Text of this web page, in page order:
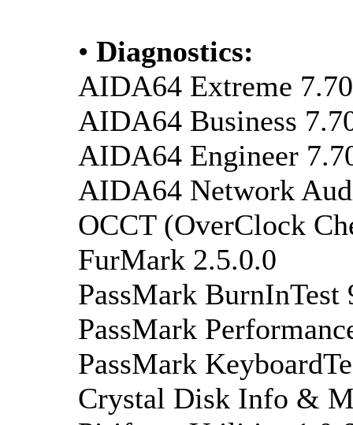
• Diagnostics:
AIDA64 Extreme
AIDA64 Business
AIDA64 Engineer
AIDA64 Network
OCCT (OverClock
FurMark 2.5.0.0
PassMark BurnInTest
PassMark
PassMark
Crystal Disk Info &